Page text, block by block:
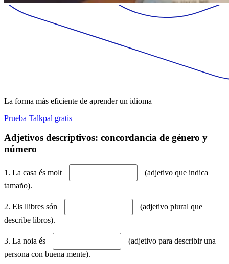
La forma más eficiente de aprender un idioma
Prueba Talkpal gratis
Adjetivos descriptivos: concordancia de género y
número
1. La casa és molt
(adjetivo que indica
tamaño).
2. Els llibres són
(adjetivo plural que
describe libros).
3. La noia és
(adjetivo para describir una
persona con buena mente).